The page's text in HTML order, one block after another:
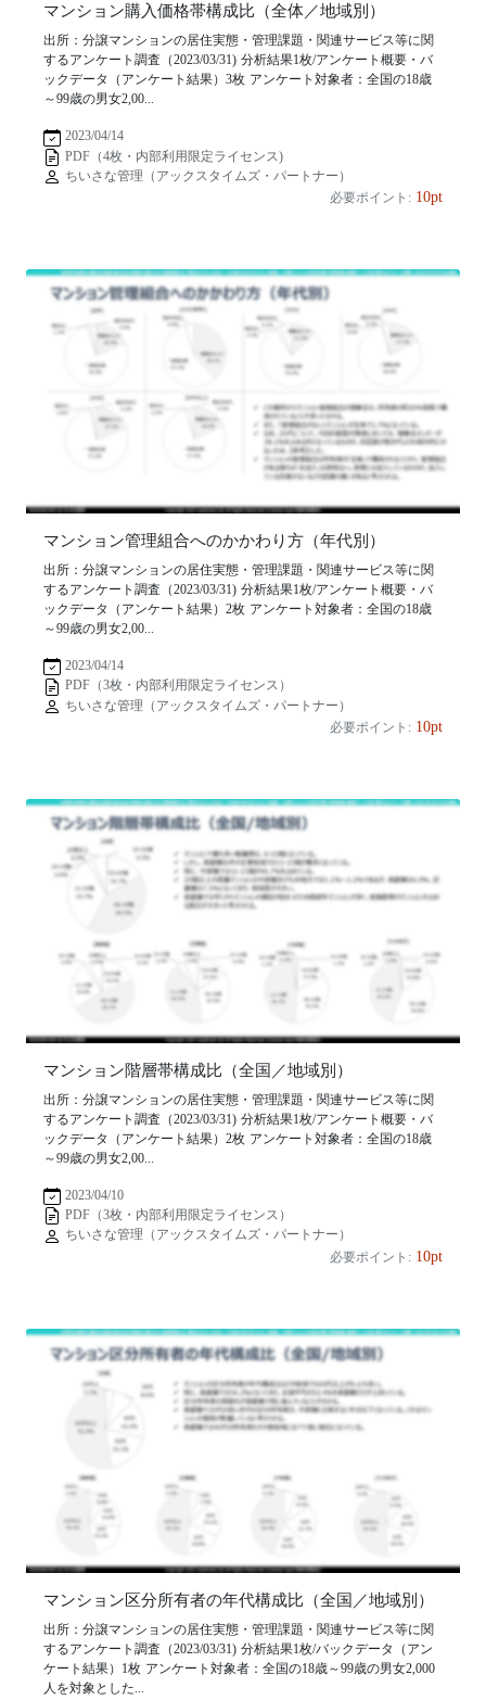
マンション購入価格帯構成比（全体／地域別）
出所：分譲マンションの居住実態・管理課題・関連サービス等に関
するアンケート調査（2023/03/31) 分析結果1枚/アンケート概要・バ
ックデータ（アンケート結果）3枚 アンケート対象者：全国の18歳
～99歳の男女2,00...
2023/04/14
PDF（4枚・内部利用限定ライセンス)
ちいさな管理（アックスタイムズ・パートナー）
必要ポイント: 10pt
マンション管理組合へのかかわり方（年代別）
出所：分譲マンションの居住実態・管理課題・関連サービス等に関
するアンケート調査（2023/03/31) 分析結果1枚/アンケート概要・バ
ックデータ（アンケート結果）2枚 アンケート対象者：全国の18歳
～99歳の男女2,00...
2023/04/14
PDF（3枚・内部利用限定ライセンス）
ちいさな管理（アックスタイムズ・パートナー）
必要ポイント: 10pt
マンション階層帯構成比（全国／地域別）
出所：分譲マンションの居住実態・管理課題・関連サービス等に関
するアンケート調査（2023/03/31) 分析結果1枚/アンケート概要・バ
ックデータ（アンケート結果）2枚 アンケート対象者：全国の18歳
～99歳の男女2,00...
2023/04/10
PDF（3枚・内部利用限定ライセンス）
ちいさな管理（アックスタイムズ・パートナー）
必要ポイント: 10pt
マンション区分所有者の年代構成比（全国／地域別）
出所：分譲マンションの居住実態・管理課題・関連サービス等に関
するアンケート調査（2023/03/31) 分析結果1枚/バックデータ（アン
ケート結果）1枚 アンケート対象者：全国の18歳～99歳の男女2,000
人を対象とした...